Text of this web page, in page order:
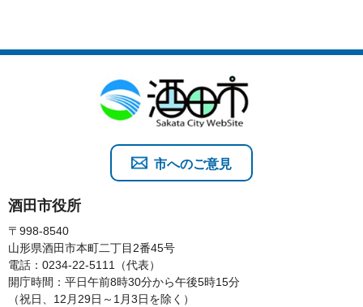
酒田市役所
〒998-8540
山形県酒田市本町二丁目2番45号
電話：0234-22-5111（代表）
開庁時間：平日午前8時30分から午後5時15分
（祝日、12月29日～1月3日を除く）
市へのご意見